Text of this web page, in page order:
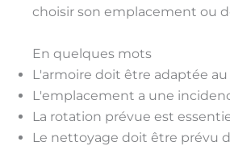
choisir son emplacement ou
En quelques mots
L'armoire doit être adaptée
L'emplacement a une
La rotation prévue est
Le nettoyage doit être prévu